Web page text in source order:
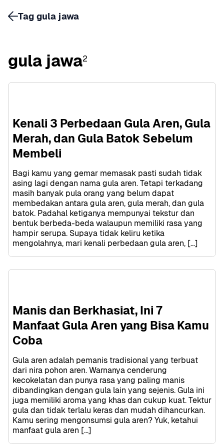
gula jawa2
Kenali 3 Perbedaan Gula Aren, Gula
Merah, dan Gula Batok Sebelum
Membeli
Bagi kamu yang gemar memasak pasti sudah tidak
asing lagi dengan nama gula aren. Tetapi terkadang
masih banyak pula orang yang belum dapat
membedakan antara gula aren, gula merah, dan gula
batok. Padahal ketiganya mempunyai tekstur dan
bentuk berbeda-beda walaupun memiliki rasa yang
hampir serupa. Supaya tidak keliru ketika
mengolahnya, mari kenali perbedaan gula aren, […]
Manis dan Berkhasiat, Ini 7
Manfaat Gula Aren yang Bisa Kamu
Coba
Gula aren adalah pemanis tradisional yang terbuat
dari nira pohon aren. Warnanya cenderung
kecokelatan dan punya rasa yang paling manis
dibandingkan dengan gula lain yang sejenis. Gula ini
juga memiliki aroma yang khas dan cukup kuat. Tektur
gula dan tidak terlalu keras dan mudah dihancurkan.
Kamu sering mengonsumsi gula aren? Yuk, ketahui
manfaat gula aren […]
Tag gula jawa